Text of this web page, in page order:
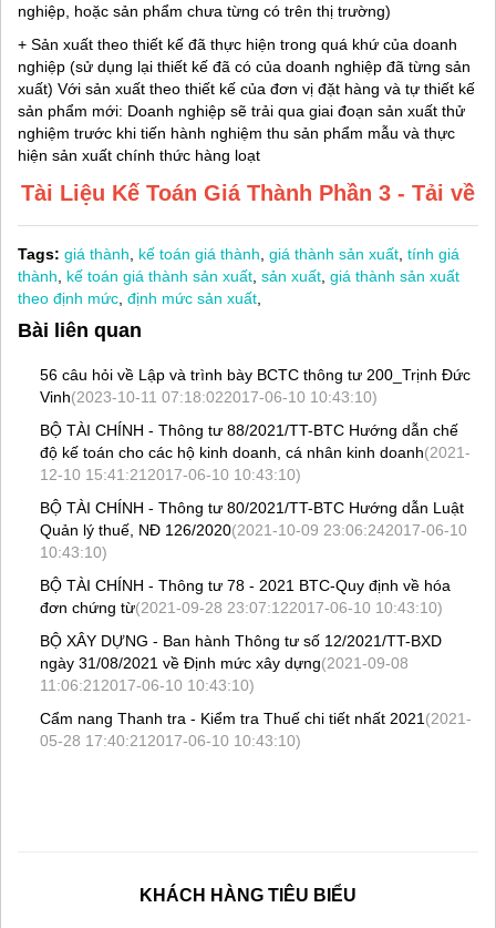
nghiệp, hoặc sản phẩm chưa từng có trên thị trường)
+ Sản xuất theo thiết kế đã thực hiện trong quá khứ của doanh
nghiệp (sử dụng lại thiết kế đã có của doanh nghiệp đã từng sản
xuất) Với sản xuất theo thiết kế của đơn vị đặt hàng và tự thiết kế
sản phẩm mới: Doanh nghiệp sẽ trải qua giai đoạn sản xuất thử
nghiệm trước khi tiến hành nghiệm thu sản phẩm mẫu và thực
hiện sản xuất chính thức hàng loạt
Tài Liệu Kế Toán Giá Thành Phần 3 - Tải về
Tags: giá thành kế toán giá thành giá thành sản xuất tính giá
thành
kế toán giá thành sản xuất sản xuất giá thành sản xuất
theo định mức định mức sản xuất
Bài liên quan
56 câu hỏi về Lập và trình bày BCTC thông tư 200_Trịnh Đức
Vinh(2023-10-11 07:18:022017-06-10 10:43:10)
BỘ TÀI CHÍNH - Thông tư 88/2021/TT-BTC Hướng dẫn chế
độ kế toán cho các hộ kinh doanh, cá nhân kinh doanh(2021-
12-10 15:41:212017-06-10 10:43:10)
BỘ TÀI CHÍNH - Thông tư 80/2021/TT-BTC Hướng dẫn Luật
Quản lý thuế, NĐ 126/2020(2021-10-09 23:06:242017-06-10
10:43:10)
BỘ TÀI CHÍNH - Thông tư 78 - 2021 BTC-Quy định về hóa
đơn chứng từ(2021-09-28 23:07:122017-06-10 10:43:10)
BỘ XÂY DỰNG - Ban hành Thông tư số 12/2021/TT-BXD
ngày 31/08/2021 về Định mức xây dựng(2021-09-08
11:06:212017-06-10 10:43:10)
Cẩm nang Thanh tra - Kiểm tra Thuế chi tiết nhất 2021 (2021-
05-28 17:40:212017-06-10 10:43:10)
KHÁCH HÀNG TIÊU BIỂU